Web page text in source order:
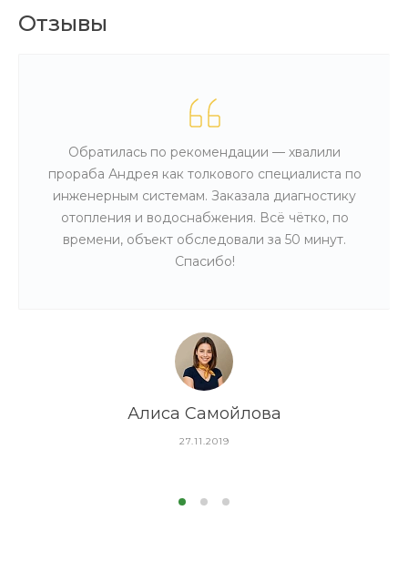
Отзывы
Обратилась по рекомендации — хвалили
прораба Андрея как толкового специалиста по
инженерным системам. Заказала диагностику
отопления и водоснабжения. Всё чётко, по
времени, объект обследовали за 50 минут.
Спасибо!
Алиса Самойлова
27.11.2019